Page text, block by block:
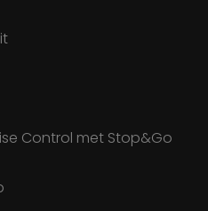
Control met Stop&Go